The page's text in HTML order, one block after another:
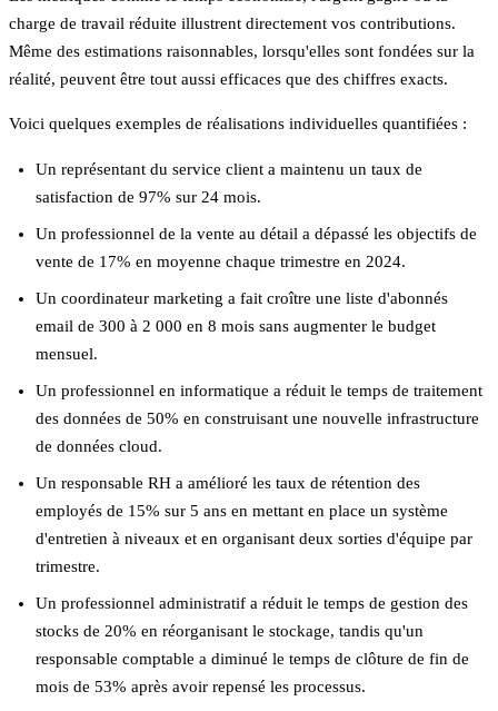
charge de travail réduite illustrent directement vos contributions.
Même des estimations raisonnables, lorsqu'elles sont fondées sur la
réalité, peuvent être tout aussi efficaces que des chiffres exacts.
Voici quelques exemples de réalisations individuelles quantifiées :
Un représentant du service client a maintenu un taux de
satisfaction de 97% sur 24 mois.
Un professionnel de la vente au détail a dépassé les objectifs de
vente de 17% en moyenne chaque trimestre en 2024.
Un coordinateur marketing a fait croître une liste d'abonnés
email de 300 à 2 000 en 8 mois sans augmenter le budget
mensuel.
Un professionnel en informatique a réduit le temps de traitement
des données de 50% en construisant une nouvelle infrastructure
de données cloud.
Un responsable RH a amélioré les taux de rétention des
employés de 15% sur 5 ans en mettant en place un système
d'entretien à niveaux et en organisant deux sorties d'équipe par
trimestre.
Un professionnel administratif a réduit le temps de gestion des
stocks de 20% en réorganisant le stockage, tandis qu'un
responsable comptable a diminué le temps de clôture de fin de
mois de 53% après avoir repensé les processus.